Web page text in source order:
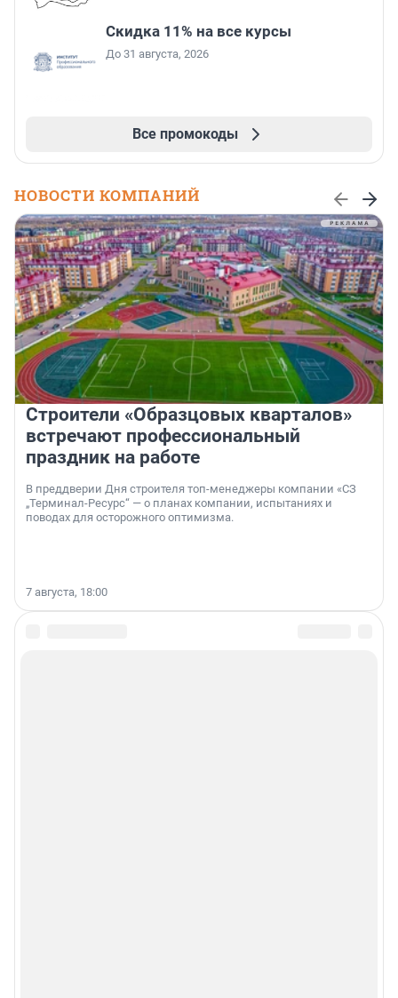
Скидка 11% на все курсы
До 31 августа, 2026
Все промокоды
НОВОСТИ КОМПАНИЙ
Строители «Образцовых кварталов»
встречают профессиональный
праздник на работе
В преддверии Дня строителя топ-менеджеры компании «СЗ
„Терминал-Ресурс“ — о планах компании, испытаниях и
поводах для осторожного оптимизма.
7 августа, 18:00